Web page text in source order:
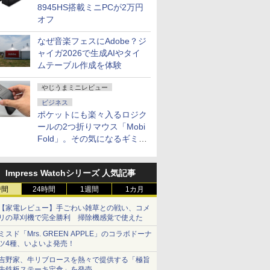
8945HS搭載ミニPCが2万円
オフ
なぜ音楽フェスにAdobe？ジ
ャイガ2026で生成AIやタイ
ムテーブル作成を体験
やじうまミニレビュー
ビジネス
ポケットにも楽々入るロジク
ールの2つ折りマウス「Mobi
Fold」。その気になるギミッ
Impress Watchシリーズ 人気記事
24時間 1週間 1カ月
家電レビュー】手ごわい雑草との戦い、コメ
の草刈機で完全勝利 掃除機感覚で使えた
スド「Mrs. GREEN APPLE」のコラボドーナ
4種、いよいよ発売！
野家、牛リブロースを熱々で提供する「極旨